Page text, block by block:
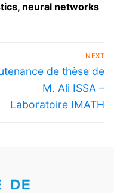
neural networks
NEXT
de thèse de
M. Ali ISSA –
Laboratoire IMATH